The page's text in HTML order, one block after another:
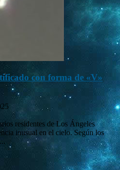
con forma de «V»
residentes de Los Ángeles
inusual en el cielo. Según los